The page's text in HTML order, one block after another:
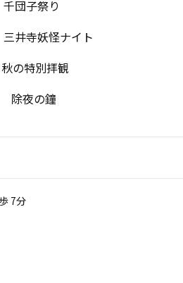
祭り
妖怪ナイト
別拝観
の鐘
7分